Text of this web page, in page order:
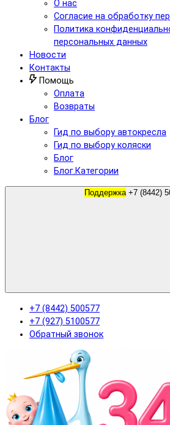
О нас
Согласие на обработку
Политика
персональных данных
Новости
Контакты
Помощь
Оплата
Возвраты
Блог
Гид по выбору автокресла
Гид по выбору коляски
Блог
Блог.Категории
Поддержка
+7 (8442) 500577
+7 (927) 5100577
Обратный звонок